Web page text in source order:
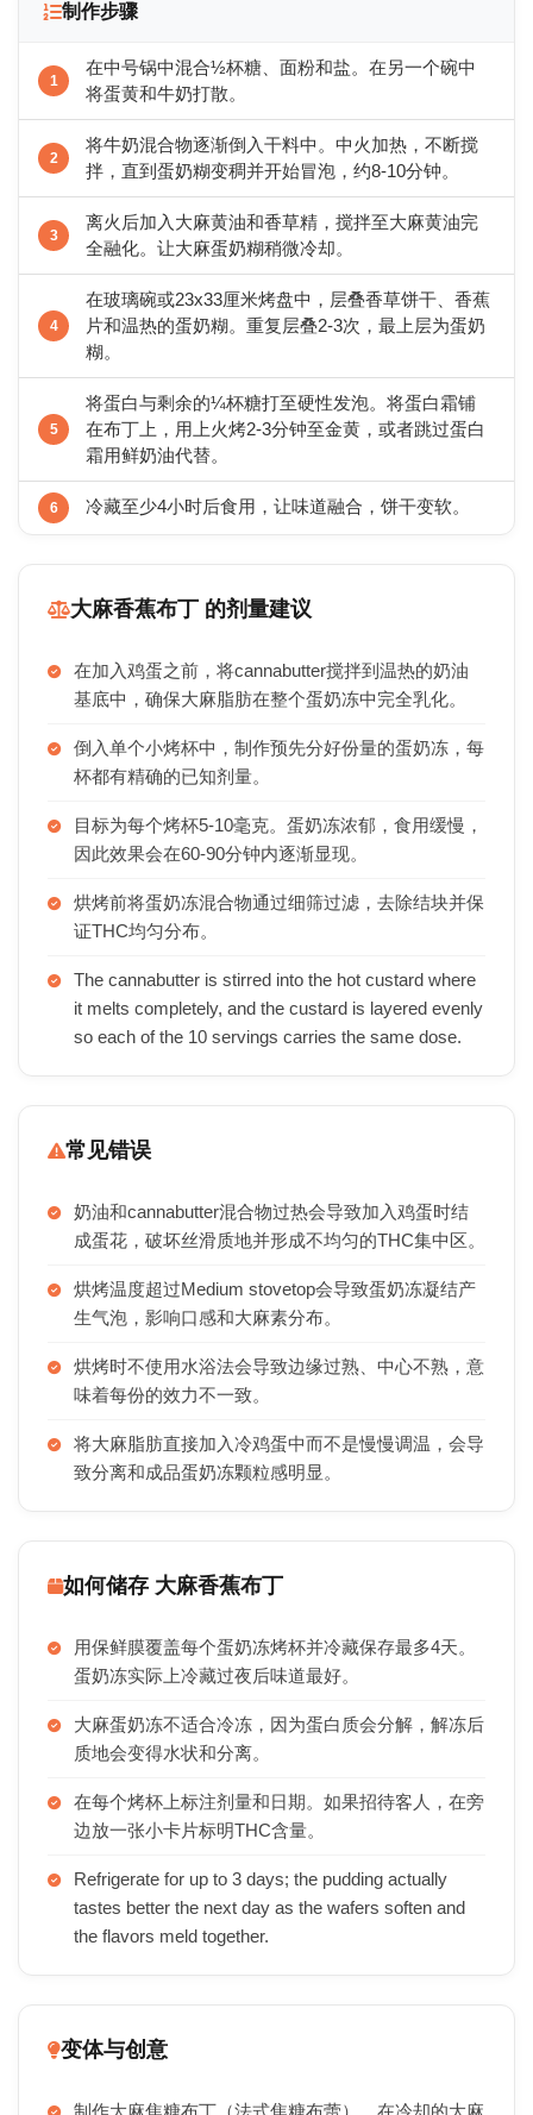
制作步骤
在中号锅中混合½杯糖、面粉和盐。在另一个碗中
将蛋黄和牛奶打散。
将牛奶混合物逐渐倒入干料中。中火加热，不断搅
拌，直到蛋奶糊变稠并开始冒泡，约8-10分钟。
离火后加入大麻黄油和香草精，搅拌至大麻黄油完
全融化。让大麻蛋奶糊稍微冷却。
在玻璃碗或23x33厘米烤盘中，层叠香草饼干、香蕉
片和温热的蛋奶糊。重复层叠2-3次，最上层为蛋奶
糊。
将蛋白与剩余的¼杯糖打至硬性发泡。将蛋白霜铺
在布丁上，用上火烤2-3分钟至金黄，或者跳过蛋白
霜用鲜奶油代替。
冷藏至少4小时后食用，让味道融合，饼干变软。
大麻香蕉布丁 的剂量建议
在加入鸡蛋之前，将cannabutter搅拌到温热的奶油
基底中，确保大麻脂肪在整个蛋奶冻中完全乳化。
倒入单个小烤杯中，制作预先分好份量的蛋奶冻，每
杯都有精确的已知剂量。
目标为每个烤杯5-10毫克。蛋奶冻浓郁，食用缓慢，
因此效果会在60-90分钟内逐渐显现。
烘烤前将蛋奶冻混合物通过细筛过滤，去除结块并保
证THC均匀分布。
The cannabutter is stirred into the hot custard where
it melts completely, and the custard is layered evenly
so each of the 10 servings carries the same dose.
常见错误
奶油和cannabutter混合物过热会导致加入鸡蛋时结
成蛋花，破坏丝滑质地并形成不均匀的THC集中区。
烘烤温度超过Medium stovetop会导致蛋奶冻凝结产
生气泡，影响口感和大麻素分布。
烘烤时不使用水浴法会导致边缘过熟、中心不熟，意
味着每份的效力不一致。
将大麻脂肪直接加入冷鸡蛋中而不是慢慢调温，会导
致分离和成品蛋奶冻颗粒感明显。
如何储存 大麻香蕉布丁
用保鲜膜覆盖每个蛋奶冻烤杯并冷藏保存最多4天。
蛋奶冻实际上冷藏过夜后味道最好。
大麻蛋奶冻不适合冷冻，因为蛋白质会分解，解冻后
质地会变得水状和分离。
在每个烤杯上标注剂量和日期。如果招待客人，在旁
边放一张小卡片标明THC含量。
Refrigerate for up to 3 days; the pudding actually
tastes better the next day as the wafers soften and
the flavors meld together.
变体与创意